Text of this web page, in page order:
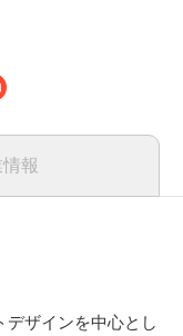
報
デザインを中心とし